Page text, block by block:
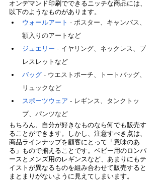
オンデマンド印刷でできるニッチな商品には、
以下のようなものがあります。
ウォールアート - ポスター、キャンバス、
額入りのアートなど
ジュエリー - イヤリング、ネックレス、ブ
レスレットなど
バッグ - ウエストポーチ、トートバッグ、
リュックなど
スポーツウェア - レギンス、タンクトッ
プ、パンツなど
もちろん、自分が好きなものなら何でも販売す
ることができます。しかし、注意すべき点は、
商品ラインナップを顧客にとって「意味のあ
る」もので揃えることです。ベビー用のロンパ
ースとメンズ用のレギンスなど、あまりにもテ
イストが異なるものを組み合わせて販売すると
まとまりがないように見えてしまいます。